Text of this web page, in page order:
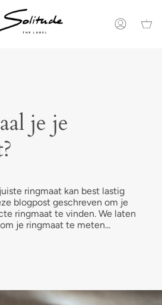
Account
je je
ringmaat kan best lastig
blogpost geschreven om je
ringmaat te vinden. We laten
je ringmaat te meten...